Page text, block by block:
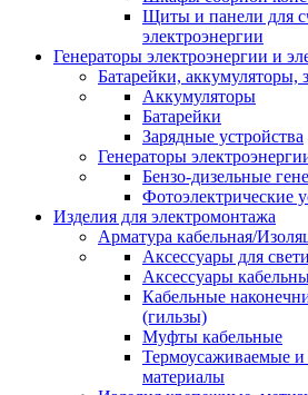
Щиты и панели для
электроэнергии
Генераторы электроэнергии и
Батарейки, аккумуляторы,
Аккумуляторы
Батарейки
Зарядные устройства
Генераторы
Бензо-дизельные
Фотоэлектрические
Изделия для электромонтажа
Арматура кабельная/
Аксессуары для
Аксессуары
Кабельные
(гильзы)
Муфты кабельные
Термоусаживаемые
материалы